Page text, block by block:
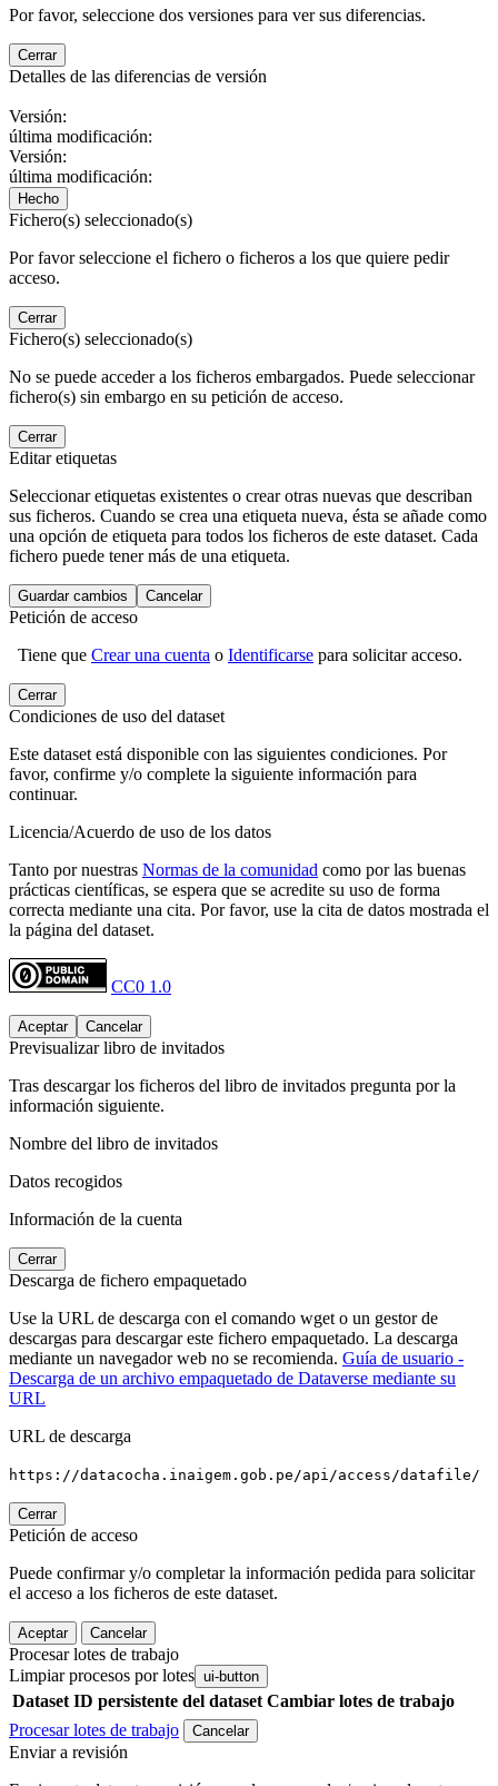
Por favor, seleccione dos versiones para ver sus diferencias.
Cerrar
Detalles de las diferencias de versión
Versión:
última modificación:
Versión:
última modificación:
Hecho
Fichero(s) seleccionado(s)
Por favor seleccione el fichero o ficheros a los que quiere pedir
acceso.
Cerrar
Fichero(s) seleccionado(s)
No se puede acceder a los ficheros embargados. Puede seleccionar
fichero(s) sin embargo en su petición de acceso.
Cerrar
Editar etiquetas
Seleccionar etiquetas existentes o crear otras nuevas que describan
sus ficheros. Cuando se crea una etiqueta nueva, ésta se añade como
una opción de etiqueta para todos los ficheros de este dataset. Cada
fichero puede tener más de una etiqueta.
Guardar cambios Cancelar
Petición de acceso
Tiene que Crear una cuenta o Identificarse para solicitar acceso.
Cerrar
Condiciones de uso del dataset
Este dataset está disponible con las siguientes condiciones. Por
favor, confirme y/o complete la siguiente información para
continuar.
Licencia/Acuerdo de uso de los datos
Tanto por nuestras Normas de la comunidad como por las buenas
prácticas científicas, se espera que se acredite su uso de forma
correcta mediante una cita. Por favor, use la cita de datos mostrada el
la página del dataset.
CC0 1.0
Aceptar Cancelar
Previsualizar libro de invitados
Tras descargar los ficheros del libro de invitados pregunta por la
información siguiente.
Nombre del libro de invitados
Datos recogidos
Información de la cuenta
Cerrar
Descarga de fichero empaquetado
Use la URL de descarga con el comando wget o un gestor de
descargas para descargar este fichero empaquetado. La descarga
mediante un navegador web no se recomienda. Guía de usuario -
Descarga de un archivo empaquetado de Dataverse mediante su
URL
URL de descarga
https://datacocha.inaigem.gob.pe/api/access/datafile/
Cerrar
Petición de acceso
Puede confirmar y/o completar la información pedida para solicitar
el acceso a los ficheros de este dataset.
Aceptar Cancelar
Procesar lotes de trabajo
Limpiar procesos por lotes ui-button
Dataset ID persistente del dataset Cambiar lotes de trabajo
Procesar lotes de trabajo
Cancelar
Enviar a revisión